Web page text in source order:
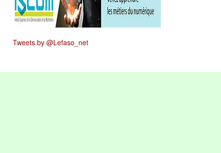
Tweets by @Lefaso_net